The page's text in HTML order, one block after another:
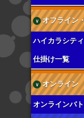
オフライン
ハイカラシティ
仕掛け一覧
オンライン
オンラインバ